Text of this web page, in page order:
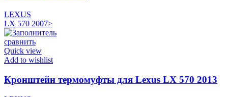
LEXUS
LX 570 2007>
сравнить
Quick view
Add to wishlist
Кронштейн термомуфты для Lexus LX 570 2013